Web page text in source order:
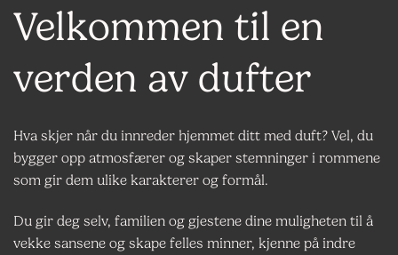
Velkommen til en
verden av dufter
Hva skjer når du innreder hjemmet ditt med duft? Vel, du
bygger opp atmosfærer og skaper stemninger i rommene
som gir dem ulike karakterer og formål.
Du gir deg selv, familien og gjestene dine muligheten til å
vekke sansene og skape felles minner, kjenne på indre